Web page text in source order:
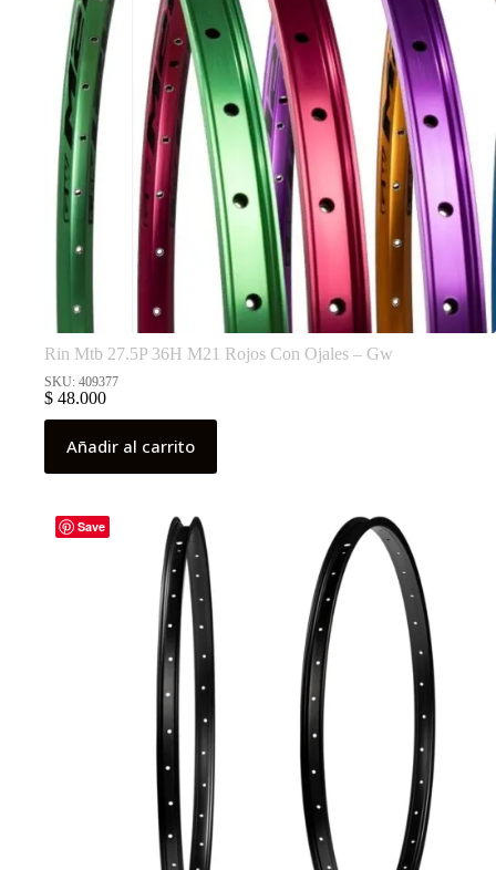
Rin Mtb 27.5P 36H M21 Rojos Con Ojales – Gw
SKU: 409377
$ 48.000
Añadir al carrito
Save